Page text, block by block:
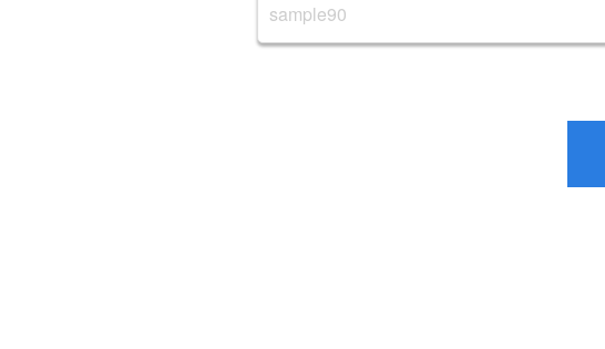
①本サービスを利用する際、虚偽の内容を登
②本サービスより入手した情報を転用または
⑤本サービスに関する当行またはその権利者
⑥当行、他のお客さま、または第三者の誹